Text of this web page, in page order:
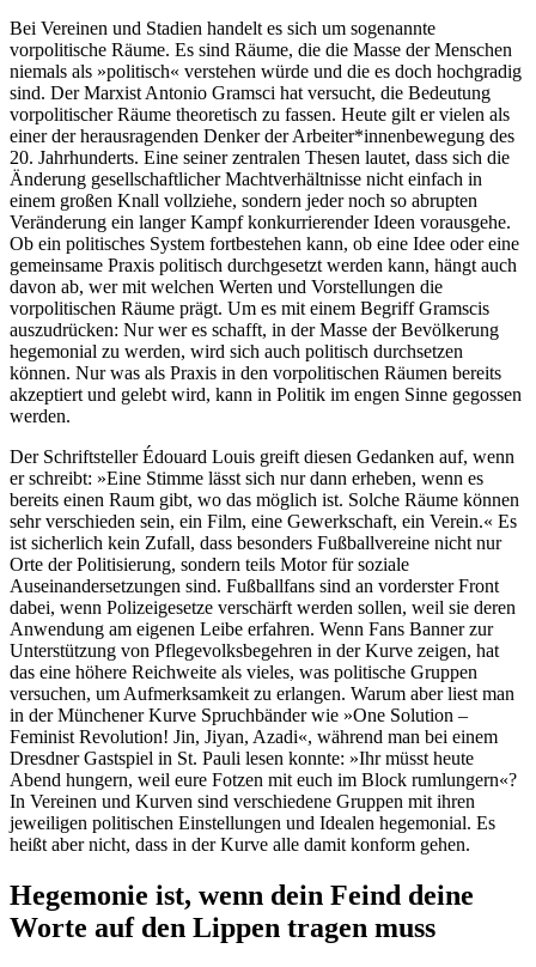
Bei Vereinen und Stadien handelt es sich um sogenannte
vorpolitische Räume. Es sind Räume, die die Masse der Menschen
niemals als »politisch« verstehen würde und die es doch hochgradig
sind. Der Marxist Antonio Gramsci hat versucht, die Bedeutung
vorpolitischer Räume theoretisch zu fassen. Heute gilt er vielen als
einer der herausragenden Denker der Arbeiter*innenbewegung des
20. Jahrhunderts. Eine seiner zentralen Thesen lautet, dass sich die
Änderung gesellschaftlicher Machtverhältnisse nicht einfach in
einem großen Knall vollziehe, sondern jeder noch so abrupten
Veränderung ein langer Kampf konkurrierender Ideen vorausgehe.
Ob ein politisches System fortbestehen kann, ob eine Idee oder eine
gemeinsame Praxis politisch durchgesetzt werden kann, hängt auch
davon ab, wer mit welchen Werten und Vorstellungen die
vorpolitischen Räume prägt. Um es mit einem Begriff Gramscis
auszudrücken: Nur wer es schafft, in der Masse der Bevölkerung
hegemonial zu werden, wird sich auch politisch durchsetzen
können. Nur was als Praxis in den vorpolitischen Räumen bereits
akzeptiert und gelebt wird, kann in Politik im engen Sinne gegossen
werden.
Der Schriftsteller Édouard Louis greift diesen Gedanken auf, wenn
er schreibt: »Eine Stimme lässt sich nur dann erheben, wenn es
bereits einen Raum gibt, wo das möglich ist. Solche Räume können
sehr verschieden sein, ein Film, eine Gewerkschaft, ein Verein.« Es
ist sicherlich kein Zufall, dass besonders Fußballvereine nicht nur
Orte der Politisierung, sondern teils Motor für soziale
Auseinandersetzungen sind. Fußballfans sind an vorderster Front
dabei, wenn Polizeigesetze verschärft werden sollen, weil sie deren
Anwendung am eigenen Leibe erfahren. Wenn Fans Banner zur
Unterstützung von Pflegevolksbegehren in der Kurve zeigen, hat
das eine höhere Reichweite als vieles, was politische Gruppen
versuchen, um Aufmerksamkeit zu erlangen. Warum aber liest man
in der Münchener Kurve Spruchbänder wie »One Solution –
Feminist Revolution! Jin, Jiyan, Azadi«, während man bei einem
Dresdner Gastspiel in St. Pauli lesen konnte: »Ihr müsst heute
Abend hungern, weil eure Fotzen mit euch im Block rumlungern«?
In Vereinen und Kurven sind verschiedene Gruppen mit ihren
jeweiligen politischen Einstellungen und Idealen hegemonial. Es
heißt aber nicht, dass in der Kurve alle damit konform gehen.
Hegemonie ist, wenn dein Feind deine
Worte auf den Lippen tragen muss